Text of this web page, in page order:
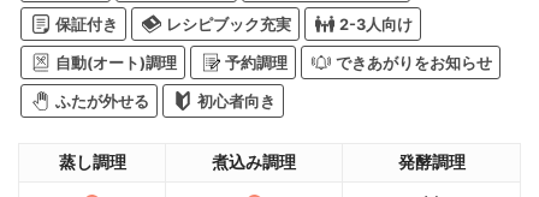
保証付き レシピブック充実 2-3人向け
自動(オート)調理 予約調理 できあがりをお知らせ
ふたが外せる 初心者向き
蒸し調理 煮込み調理 発酵調理